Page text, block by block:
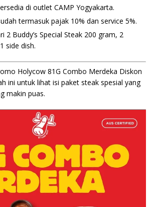
di outlet CAMP Yogyakarta.
termasuk pajak 10% dan service 5%.
2 Buddy’s Special Steak 200 gram, 2
side dish.
Holycow 81G Combo Merdeka Diskon
ini untuk lihat isi paket steak spesial yang
makin puas.